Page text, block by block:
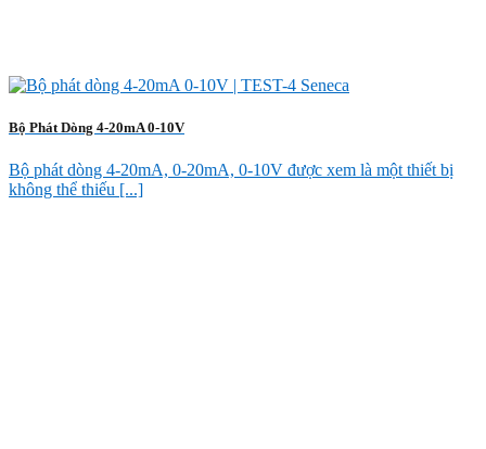
Bộ Phát Dòng 4-20mA 0-10V
Bộ phát dòng 4-20mA, 0-20mA, 0-10V được xem là một thiết bị
không thể thiếu [...]